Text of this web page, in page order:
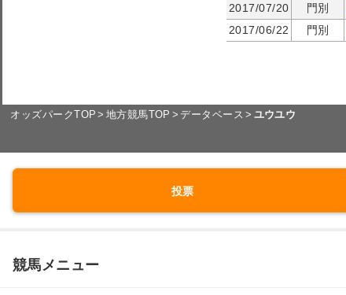
2017/07/20
門別
2017/06/22
門別
オッズパークTOP 地方競馬TOP データベース ユウユウ
投票
競馬メニュー